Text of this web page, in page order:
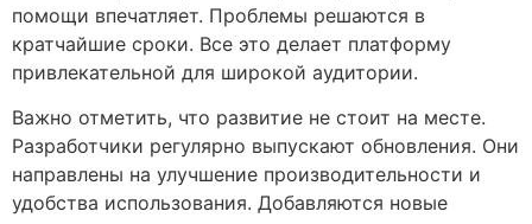
помощи впечатляет. Проблемы решаются в
кратчайшие сроки. Все это делает платформу
привлекательной для широкой аудитории.
Важно отметить, что развитие не стоит на месте.
Разработчики регулярно выпускают обновления. Они
направлены на улучшение производительности и
удобства использования. Добавляются новые